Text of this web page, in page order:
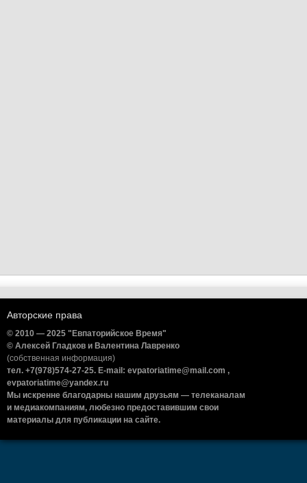
Авторские права
© 2010 — 2025 "Евпаторийское Время"
© Алексей Гладков и Валентина Лавренко
(собственная информация)
тел. +7(978)574-27-25. E-mail: evpatoriatime@mail.com ,
evpatoriatime@yandex.ru
Мы искренне благодарны нашим друзьям — телеканалам
и медиакомпаниям, любезно предоставившим свои
материалы для публикации на сайте.